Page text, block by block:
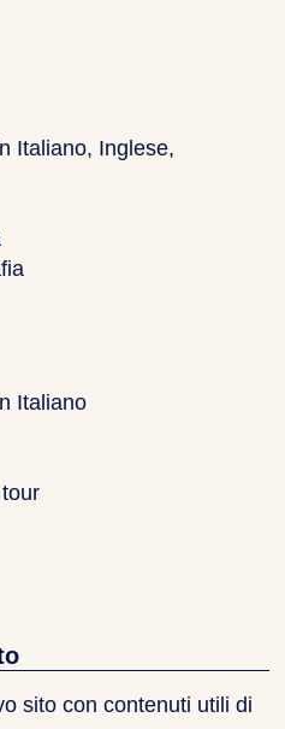
Italiano, Inglese,
Italiano
sito con contenuti utili di